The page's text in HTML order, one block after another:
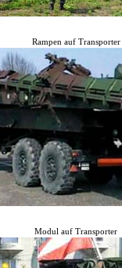
Rampen auf Transporter
Modul auf Transporter